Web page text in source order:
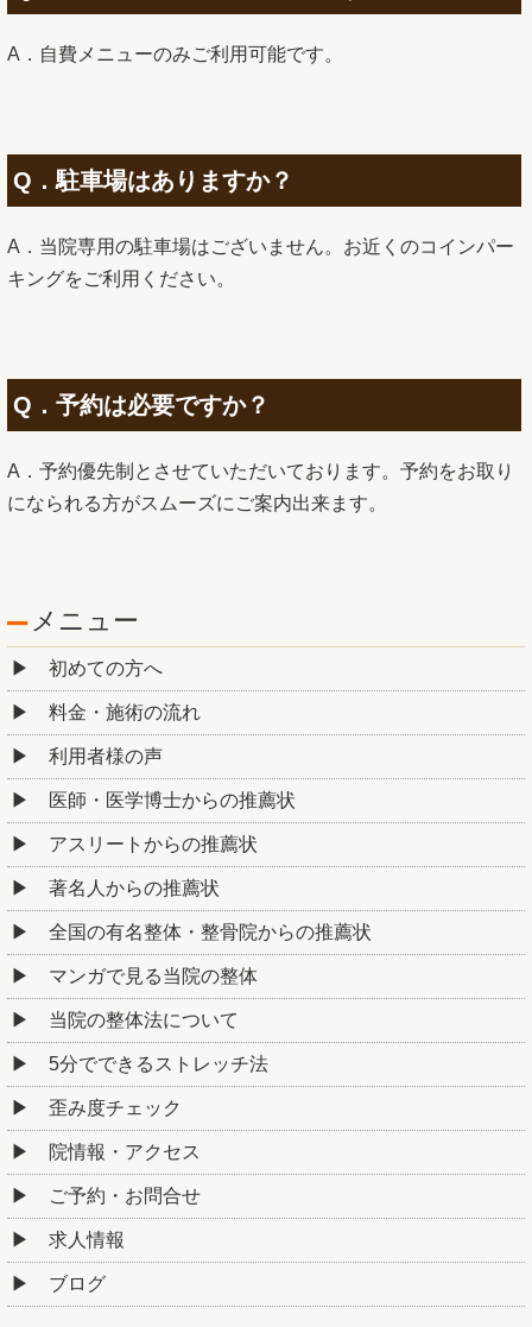
A．自費メニューのみご利用可能です。
Q．駐車場はありますか？
A．当院専用の駐車場はございません。お近くのコインパー
キングをご利用ください。
Q．予約は必要ですか？
A．予約優先制とさせていただいております。予約をお取り
になられる方がスムーズにご案内出来ます。
メニュー
初めての方へ
料金・施術の流れ
利用者様の声
医師・医学博士からの推薦状
アスリートからの推薦状
著名人からの推薦状
全国の有名整体・整骨院からの推薦状
マンガで見る当院の整体
当院の整体法について
5分でできるストレッチ法
歪み度チェック
院情報・アクセス
ご予約・お問合せ
求人情報
ブログ